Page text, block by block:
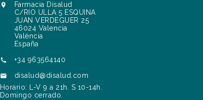

Farmacia Disalud
C/RIO ULLA 5 ESQUINA
JUAN VERDEGUER 25
46024 Valencia
València
España
 +34 963564140

disalud@disalud.com
Horario: L-V 9 a 21h. S 10-14h.
Domingo cerrado.